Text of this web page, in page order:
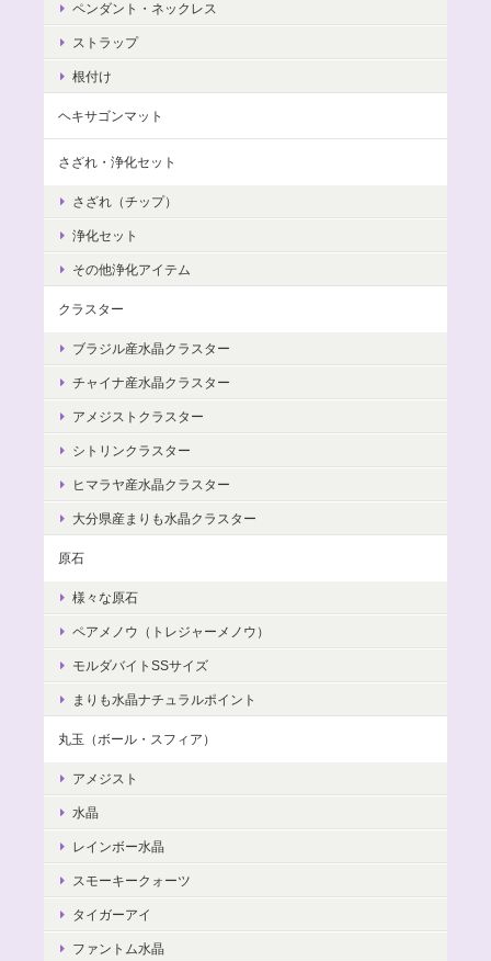
ペンダント・ネックレス
ストラップ
根付け
ヘキサゴンマット
さざれ・浄化セット
さざれ（チップ）
浄化セット
その他浄化アイテム
クラスター
ブラジル産水晶クラスター
チャイナ産水晶クラスター
アメジストクラスター
シトリンクラスター
ヒマラヤ産水晶クラスター
大分県産まりも水晶クラスター
原石
様々な原石
ペアメノウ（トレジャーメノウ）
モルダバイトSSサイズ
まりも水晶ナチュラルポイント
丸玉（ボール・スフィア）
アメジスト
水晶
レインボー水晶
スモーキークォーツ
タイガーアイ
ファントム水晶